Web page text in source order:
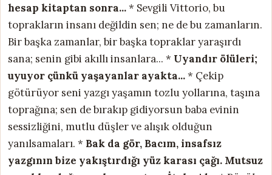
hesap kitaptan sonra...* Sevgili Vittorio, bu
toprakların insanı değildin sen; ne de bu zamanların.
Bir başka zamanlar, bir başka topraklar yaraşırdı
sana; senin gibi akıllı insanlara... * Uyandır ölüleri;
uyuyor çünkü yaşayanlar ayakta...* Çekip
götürüyor seni yazgı yaşamın tozlu yollarına, taşına
toprağına; sen de bırakıp gidiyorsun baba evinin
sessizliğini, mutlu düşler ve alışık olduğun
yanılsamaları. * Bak da gör, Bacım, insafsız
yazgının bize yakıştırdığı yüz karası çağı. Mutsuz